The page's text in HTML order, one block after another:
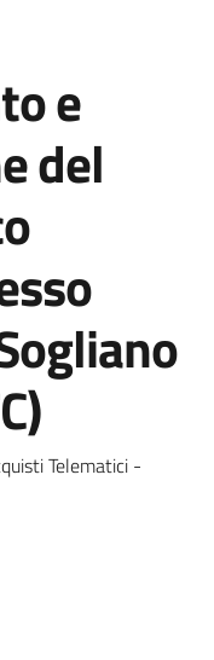
e
del
Telematici -